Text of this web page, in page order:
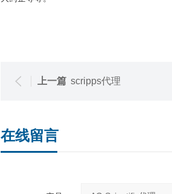
上一篇 scripps代理
在线留言